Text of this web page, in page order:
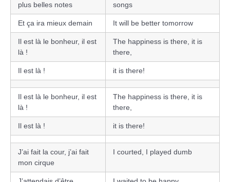
plus belles notes
songs
Et ça ira mieux demain It will be better tomorrow
Il est là le bonheur, il est
là !
The happiness is there, it is
there,
Il est là ! it is there!
Il est là le bonheur, il est
là !
The happiness is there, it is
there,
Il est là ! it is there!
J’ai fait la cour, j’ai fait
mon cirque
I courted, I played dumb